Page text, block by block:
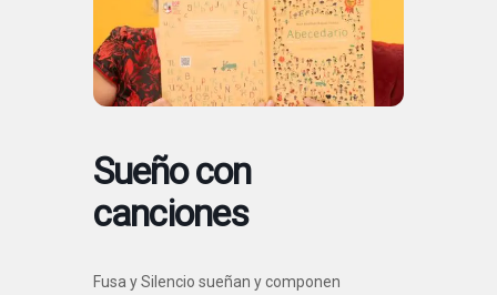
Sueño con
canciones
Fusa y Silencio sueñan y componen